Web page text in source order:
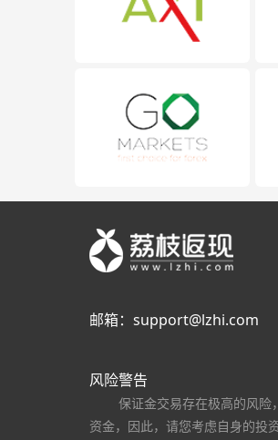
邮箱： support@lzhi.com
风险警告
保证金交易存在极高的风
资金，因此，请您考虑自身的投